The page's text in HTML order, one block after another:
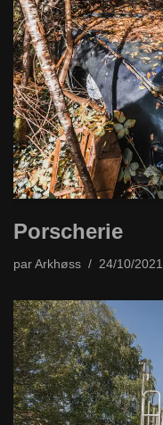
Porscherie
par Arkhøss 24/10/2021